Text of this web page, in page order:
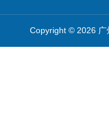
Copyright © 2026 广